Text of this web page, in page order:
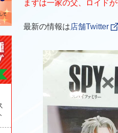
まずは一家の父、ロイド
最新の情報は店舗Twitter